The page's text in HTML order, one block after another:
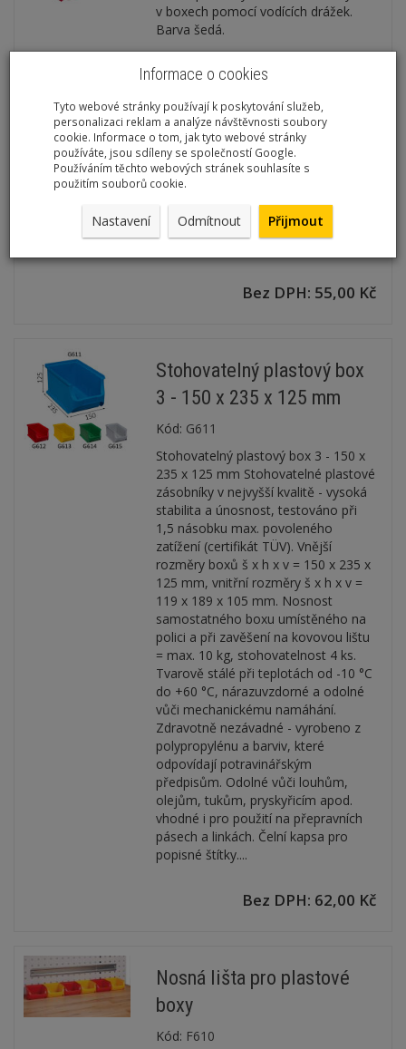
v boxech pomocí vodících drážek.
Barva šedá.
Bez DPH: 34,00 Kč
děliče pro boxy vel.4
Kód:G4
Děliče pro boxy vel. 4 Pevné uchycení
v boxech pomocí vodících drážek.
Bez DPH: 55,00 Kč
Stohovatelný plastový box
3 - 150 x 235 x 125 mm
Kód: G611
Stohovatelný plastový box 3 - 150 x
235 x 125 mm Stohovatelné plastové
zásobníky v nejvyšší kvalitě - vysoká
stabilita a únosnost, testováno při
1,5 násobku max. povoleného
zatížení (certifikát TÜV). Vnější
rozměry boxů š x h x v = 150 x 235 x
125 mm, vnitřní rozměry š x h x v =
119 x 189 x 105 mm. Nosnost
samostatného boxu umístěného na
polici a při zavěšení na kovovou lištu
= max. 10 kg, stohovatelnost 4 ks.
Tvarově stálé při teplotách od -10 °C
do +60 °C, nárazuvzdorné a odolné
vůči mechanickému namáhání.
Zdravotně nezávadné - vyrobeno z
polypropylénu a barviv, které
odpovídají potravinářským
předpisům. Odolné vůči louhům,
olejům, tukům, pryskyřicím apod.
vhodné i pro použití na přepravních
pásech a linkách. Čelní kapsa pro
popisné štítky....
Bez DPH: 62,00 Kč
Nosná lišta pro plastové
boxy
Kód: F610
Informace o cookies
Tyto webové stránky používají k poskytování služeb,
personalizaci reklam a analýze návštěvnosti soubory
cookie. Informace o tom, jak tyto webové stránky
používáte, jsou sdíleny se společností Google.
Používáním těchto webových stránek souhlasíte s
použitím souborů cookie.
Nastavení Odmítnout Přijmout